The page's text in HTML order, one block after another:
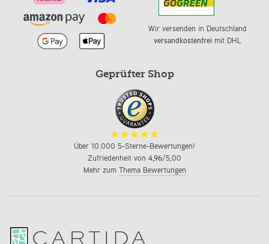
Wir versenden in Deutschland
versandkostenfreimit DHL
Geprüfter Shop
Über 10.000 5-Sterne-Bewertungen!
Zufriedenheit von 4,96/5,00
Mehr zum Thema Bewertungen